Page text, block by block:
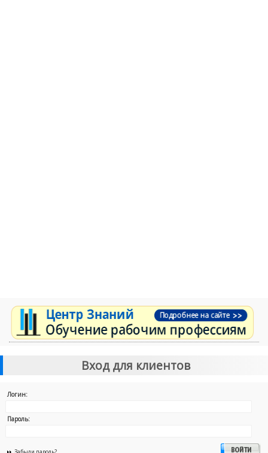
Вход для клиентов
Логин:
Пароль: